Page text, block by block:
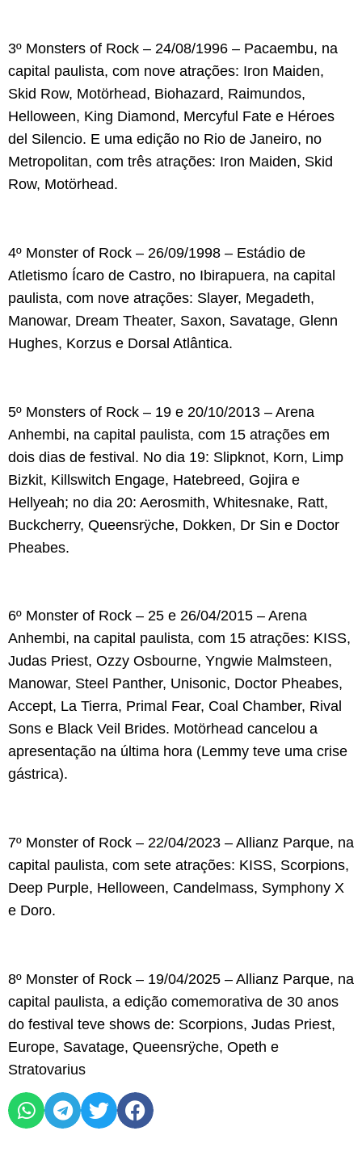
3º Monsters of Rock – 24/08/1996 – Pacaembu, na
capital paulista, com nove atrações: Iron Maiden,
Skid Row, Motörhead, Biohazard, Raimundos,
Helloween, King Diamond, Mercyful Fate e Héroes
del Silencio. E uma edição no Rio de Janeiro, no
Metropolitan, com três atrações: Iron Maiden, Skid
Row, Motörhead.
4º Monster of Rock – 26/09/1998 – Estádio de
Atletismo Ícaro de Castro, no Ibirapuera, na capital
paulista, com nove atrações: Slayer, Megadeth,
Manowar, Dream Theater, Saxon, Savatage, Glenn
Hughes, Korzus e Dorsal Atlântica.
5º Monsters of Rock – 19 e 20/10/2013 – Arena
Anhembi, na capital paulista, com 15 atrações em
dois dias de festival. No dia 19: Slipknot, Korn, Limp
Bizkit, Killswitch Engage, Hatebreed, Gojira e
Hellyeah; no dia 20: Aerosmith, Whitesnake, Ratt,
Buckcherry, Queensrÿche, Dokken, Dr Sin e Doctor
Pheabes.
6º Monster of Rock – 25 e 26/04/2015 – Arena
Anhembi, na capital paulista, com 15 atrações: KISS,
Judas Priest, Ozzy Osbourne, Yngwie Malmsteen,
Manowar, Steel Panther, Unisonic, Doctor Pheabes,
Accept, La Tierra, Primal Fear, Coal Chamber, Rival
Sons e Black Veil Brides. Motörhead cancelou a
apresentação na última hora (Lemmy teve uma crise
gástrica).
7º Monster of Rock – 22/04/2023 – Allianz Parque, na
capital paulista, com sete atrações: KISS, Scorpions,
Deep Purple, Helloween, Candelmass, Symphony X
e Doro.
8º Monster of Rock – 19/04/2025 – Allianz Parque, na
capital paulista, a edição comemorativa de 30 anos
do festival teve shows de: Scorpions, Judas Priest,
Europe, Savatage, Queensrÿche, Opeth e
Stratovarius